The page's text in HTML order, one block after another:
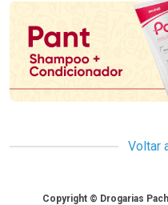
Voltar
CopyrightCopyright © Drogarias